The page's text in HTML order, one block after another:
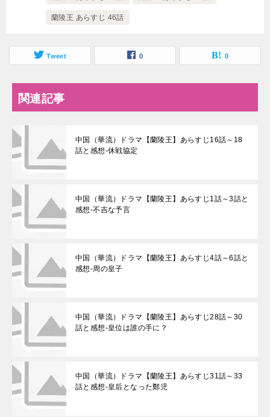
蘭陵王 あらすじ 46話
Tweet 0 0
関連記事
中国（華流）ドラマ【蘭陵王】あらすじ16話～18
話と感想-休戦協定
中国（華流）ドラマ【蘭陵王】あらすじ1話～3話と
感想-不吉な予言
中国（華流）ドラマ【蘭陵王】あらすじ4話～6話と
感想-周の皇子
中国（華流）ドラマ【蘭陵王】あらすじ28話～30
話と感想-皇位は誰の手に？
中国（華流）ドラマ【蘭陵王】あらすじ31話～33
話と感想-皇后となった鄭児